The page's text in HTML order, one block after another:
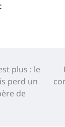
plus : le
perd un
de